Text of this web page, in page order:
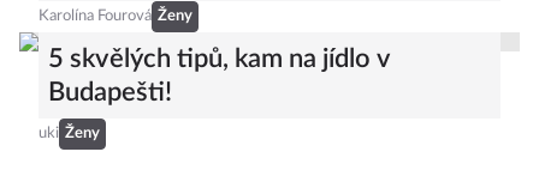
Karolína Fourová Ženy
5 skvělých tipů, kam na jídlo v
Budapešti!
uki Ženy